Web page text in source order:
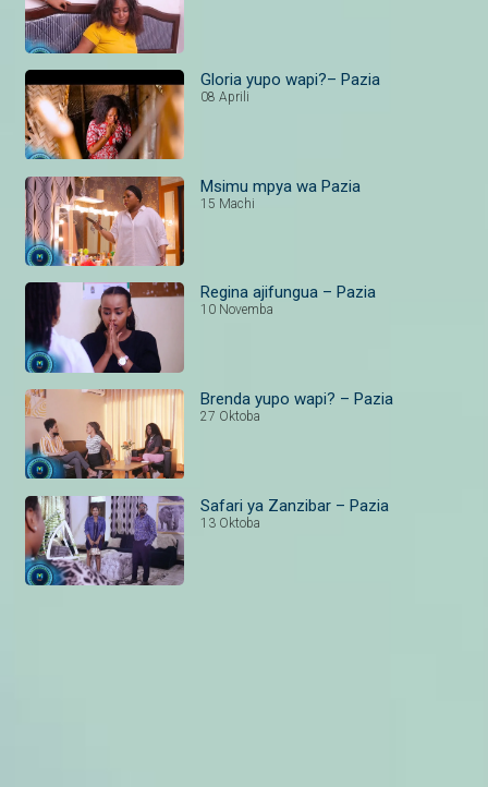
Gloria yupo wapi?– Pazia
08 Aprili
Msimu mpya wa Pazia
15 Machi
Regina ajifungua – Pazia
10 Novemba
Brenda yupo wapi? – Pazia
27 Oktoba
Safari ya Zanzibar – Pazia
13 Oktoba